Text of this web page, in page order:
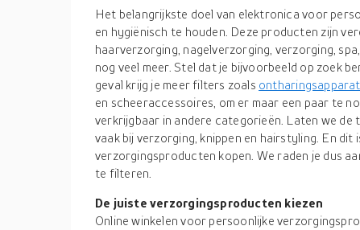
Het belangrijkste doel van elektronica voor
en hygiënisch te houden. Deze producten zijn
haarverzorging, nagelverzorging, verzorging,
nog veel meer. Stel dat je bijvoorbeeld op zoek
geval krijg je meer filters zoals
en scheeraccessoires, om er maar een paar te
verkrijgbaar in andere categorieën. Laten we de
vaak bij verzorging, knippen en hairstyling. En
verzorgingsproducten kopen. We raden je dus
te filteren.
De juiste verzorgingsproducten kiezen
Online winkelen voor persoonlijke